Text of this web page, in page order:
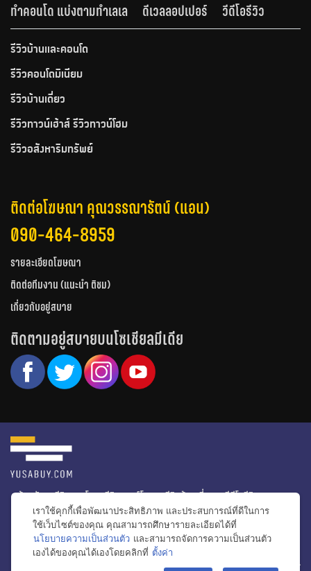
ทำคอนโด แบ่งตามทำเลเล
ดีเวลลอปเปอร์ วีดีโอรีวิว
รีวิวบ้านและคอนโด
รีวิวคอนโดมิเนียม
รีวิวบ้านเดี่ยว
รีวิวทาวน์เฮ้าส์ รีวิวทาวน์โฮม
รีวิวอสังหาริมทรัพย์
ติดต่อโฆษณา คุณวรรณารัตน์ (แอน)
090-464-8959
รายละเอียดโฆษณา
ติดต่อทีมงาน (แนะนำ ติชม)
เกี่ยวกับอยู่สบาย
ติดตามอยู่สบายบนโซเชียลมีเดีย
หน้าหลัก รีวิวคอนโด รีวิวทาวน์โฮม รีวิวบ้านเดี่ยว
วีดีโอรีวิว
ไอเดียแต่งบ้าน
ข่าวอสังหาริมทรัพย์
โปรโมชั่นบ้านและคอนโด
โครงการน่าสนใจ
© สงวนลิขสิทธิ์ 2556-2564
เราใช้คุกกี้เพื่อพัฒนาประสิทธิภาพ และประสบการณ์ที่ดีในการ
ใช้เว็บไซต์ของคุณ คุณสามารถศึกษารายละเอียดได้ที่
นโยบายความเป็นส่วนตัว และสามารถจัดการความเป็นส่วนตัว
เองได้ของคุณได้เองโดยคลิกที่ ตั้งค่า